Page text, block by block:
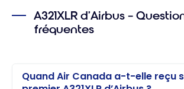
A321XLR d’Airbus –
fréquentes
Quand Air Canada a-t-elle reçu